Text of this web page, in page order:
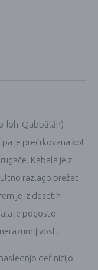
pa je prečrkovana kot
Kabala je z
razlago prežet
je iz desetih
je pogosto
definicijo